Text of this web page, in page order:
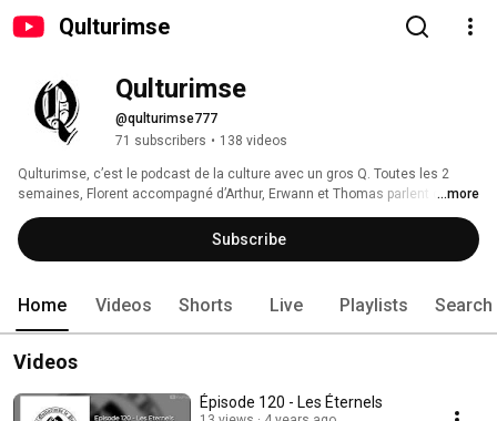
Qulturimse
Qulturimse
@qulturimse777
71 subscribers • 138 videos
Qulturimse, c’est le podcast de la culture avec un gros Q. Toutes les 2
semaines, Florent accompagné d’Arthur, Erwann et Thomas parlent de
culture à leur manière.
...more
Subscribe
Home Videos Shorts Live Playlists Search
Videos
Épisode 120 - Les Éternels